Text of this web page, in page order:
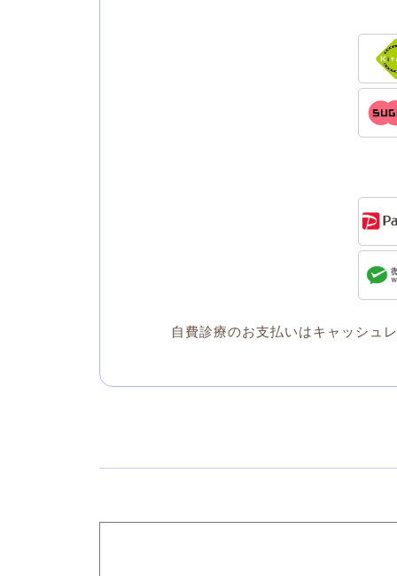
自費診療のお支払いはキャッシュ